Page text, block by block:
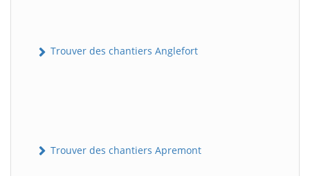
Trouver des chantiers Anglefort
Trouver des chantiers Apremont